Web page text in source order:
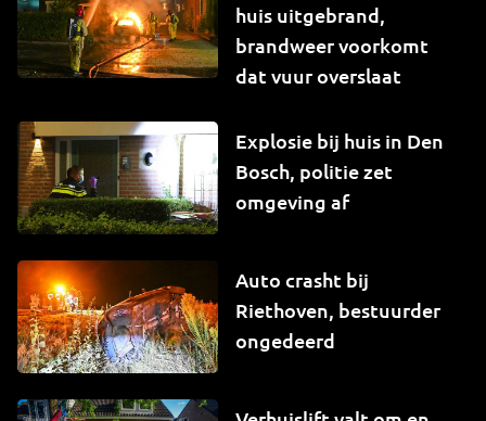
huis uitgebrand,
brandweer voorkomt
dat vuur overslaat
Explosie bij huis in Den
Bosch, politie zet
omgeving af
Auto crasht bij
Riethoven, bestuurder
ongedeerd